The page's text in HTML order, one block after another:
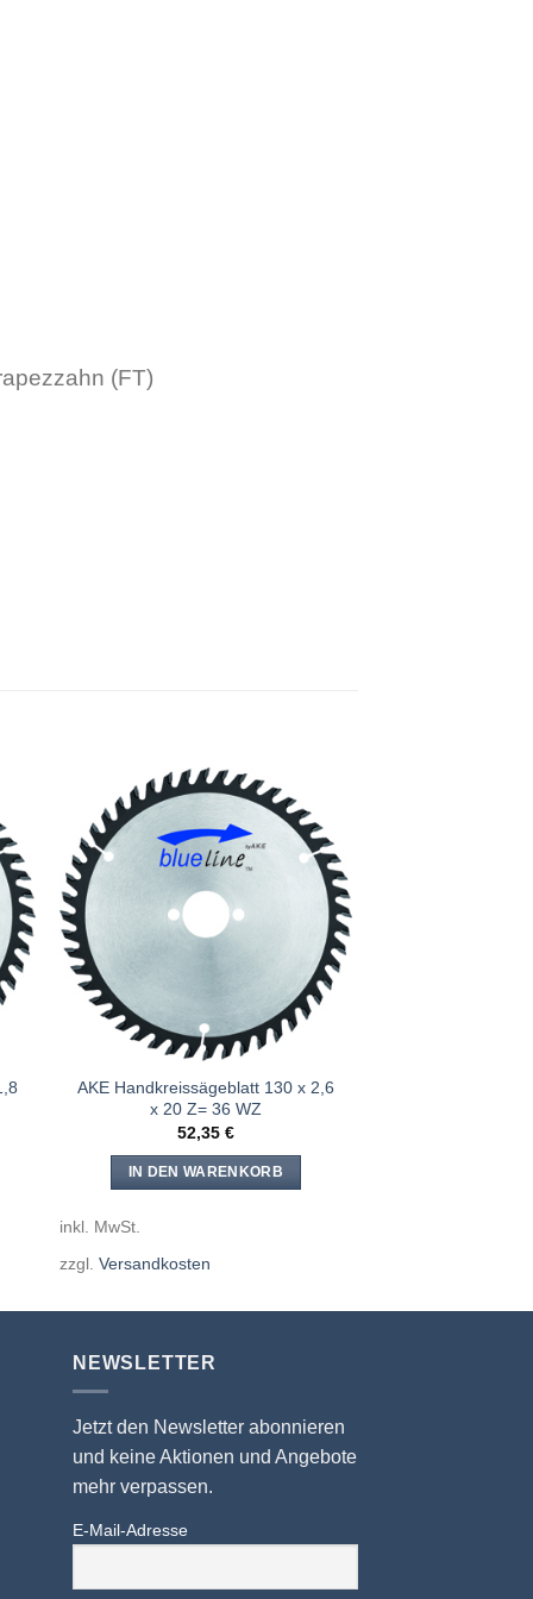
(FT)
hinzufügen
AKE Handkreissägeblatt 130 x 2,6
x 20 Z= 36 WZ
52,35 €
IN DEN WARENKORB
inkl. MwSt.
zzgl. Versandkosten
NEWSLETTER
Jetzt den Newsletter abonnieren
und keine Aktionen und Angebote
mehr verpassen.
E-Mail-Adresse